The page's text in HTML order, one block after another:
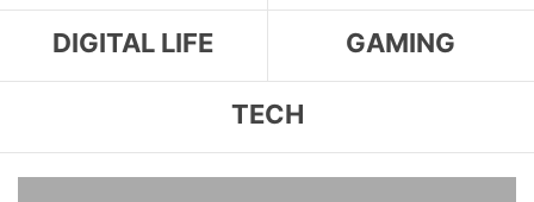
DIGITAL LIFE GAMING
TECH